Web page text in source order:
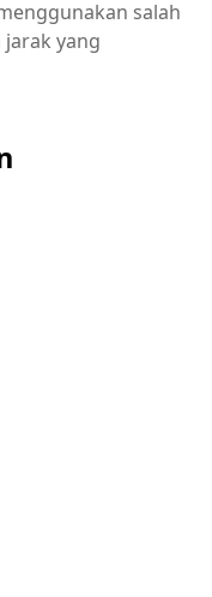
salah
yang